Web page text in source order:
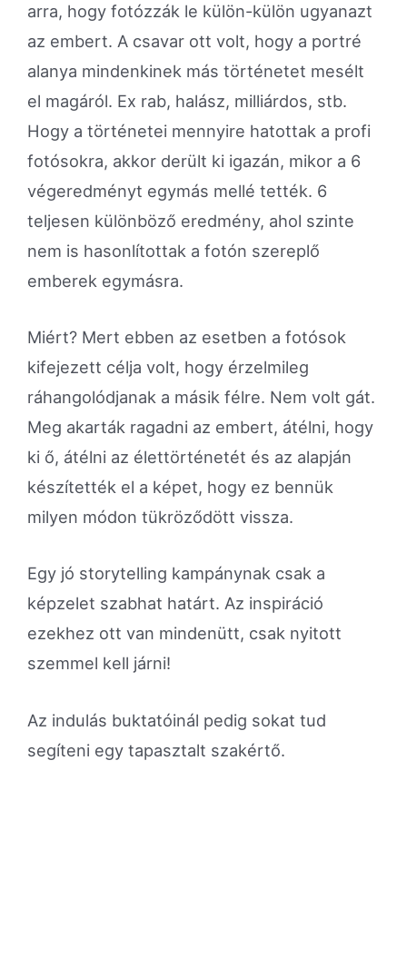
arra, hogy fotózzák le külön-külön ugyanazt
az embert. A csavar ott volt, hogy a portré
alanya mindenkinek más történetet mesélt
el magáról. Ex rab, halász, milliárdos, stb.
Hogy a történetei mennyire hatottak a profi
fotósokra, akkor derült ki igazán, mikor a 6
végeredményt egymás mellé tették. 6
teljesen különböző eredmény, ahol szinte
nem is hasonlítottak a fotón szereplő
emberek egymásra.
Miért? Mert ebben az esetben a fotósok
kifejezett célja volt, hogy érzelmileg
ráhangolódjanak a másik félre. Nem volt gát.
Meg akarták ragadni az embert, átélni, hogy
ki ő, átélni az élettörténetét és az alapján
készítették el a képet, hogy ez bennük
milyen módon tükröződött vissza.
Egy jó storytelling kampánynak csak a
képzelet szabhat határt. Az inspiráció
ezekhez ott van mindenütt, csak nyitott
szemmel kell járni!
Az indulás buktatóinál pedig sokat tud
segíteni egy tapasztalt szakértő.